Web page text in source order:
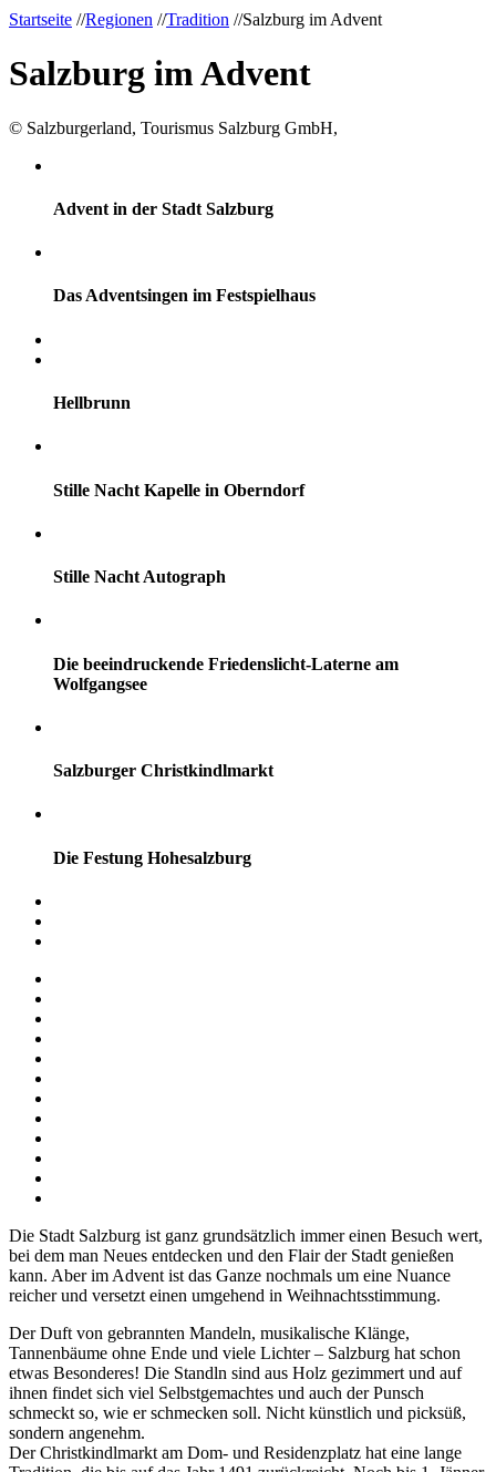
Startseite //Regionen //Tradition //Salzburg im Advent
Salzburg im Advent
© Salzburgerland, Tourismus Salzburg GmbH,
Advent in der Stadt Salzburg
Das Adventsingen im Festspielhaus
Hellbrunn
Stille Nacht Kapelle in Oberndorf
Stille Nacht Autograph
Die beeindruckende Friedenslicht-Laterne am
Wolfgangsee
Salzburger Christkindlmarkt
Die Festung Hohesalzburg
Die Stadt Salzburg ist ganz grundsätzlich immer einen Besuch wert,
bei dem man Neues entdecken und den Flair der Stadt genießen
kann. Aber im Advent ist das Ganze nochmals um eine Nuance
reicher und versetzt einen umgehend in Weihnachtsstimmung.
Der Duft von gebrannten Mandeln, musikalische Klänge,
Tannenbäume ohne Ende und viele Lichter – Salzburg hat schon
etwas Besonderes! Die Standln sind aus Holz gezimmert und auf
ihnen findet sich viel Selbstgemachtes und auch der Punsch
schmeckt so, wie er schmecken soll. Nicht künstlich und picksüß,
sondern angenehm.
Der Christkindlmarkt am Dom- und Residenzplatz hat eine lange